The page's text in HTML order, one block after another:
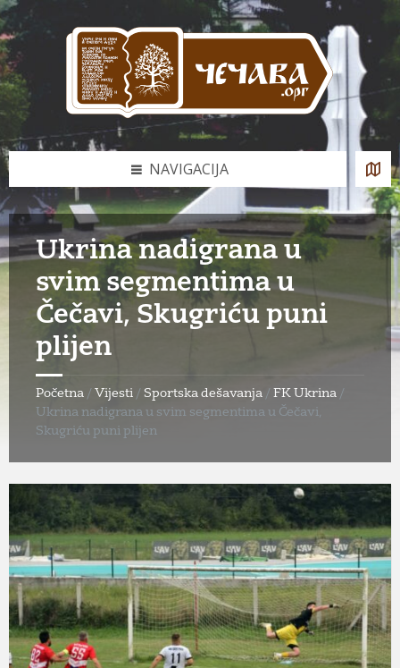
Skip
to
content
Skip
to
left
sidebar
Skip
to
footer
NAVIGACIJA
Ukrina nadigrana u
svim segmentima u
Čečavi, Skugriću puni
plijen
Početna / Vijesti / Sportska dešavanja / FK Ukrina /
Ukrina nadigrana u svim segmentima u Čečavi,
Skugriću puni plijen